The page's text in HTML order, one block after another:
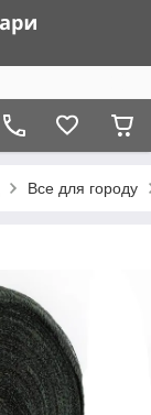
Все для городу